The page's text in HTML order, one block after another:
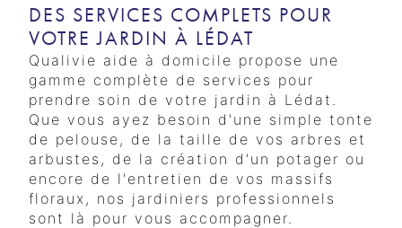
DES SERVICES COMPLETS POUR
VOTRE JARDIN À LÉDAT
Qualivie aide à domicile propose une
gamme complète de services pour
prendre soin de votre jardin à Lédat.
Que vous ayez besoin d'une simple tonte
de pelouse, de la taille de vos arbres et
arbustes, de la création d'un potager ou
encore de l'entretien de vos massifs
floraux, nos jardiniers professionnels
sont là pour vous accompagner.